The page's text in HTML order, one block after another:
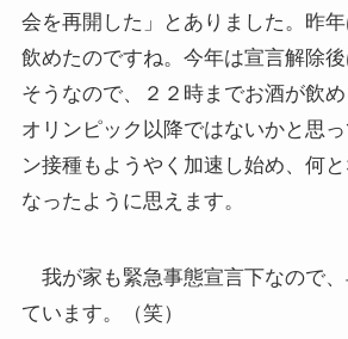
会を再開した」とありました。昨
飲めたのですね。今年は宣言解除
そうなので、２２時までお酒が飲
オリンピック以降ではないかと思
ン接種もようやく加速し始め、何
なったように思えます。
我が家も緊急事態宣言下なので
ています。（笑）